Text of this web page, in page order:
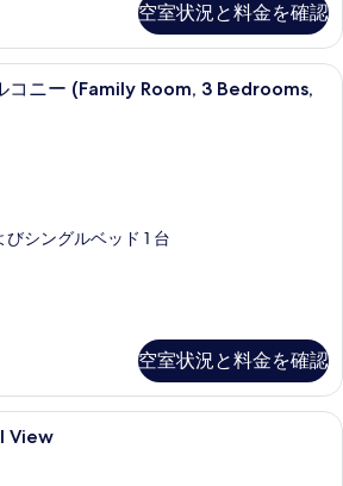
空室状況と料金を確認
ファミリー ルーム バルコニー
コニー (Family Room, 3 Bedrooms,
シングルベッド 1 台
空室状況と料金を確認
ミニバー、セーフティボックス (室
View